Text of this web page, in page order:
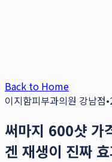
Back to Home
이지함피부과의원 강남점•
써마지 600샷 가
겐 재생이 진짜